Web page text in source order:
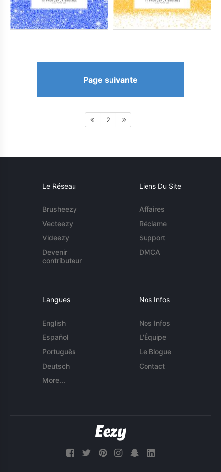
Page suivante
2
Le Réseau
Brusheezy
Vecteezy
Videezy
Devenir
contributeur
Liens Du Site
Affaires
Réclame
Support
DMCA
Langues
English
Español
Português
Deutsch
More...
Nos Infos
Nos Infos
L'Équipe
Le Blogue
Contact